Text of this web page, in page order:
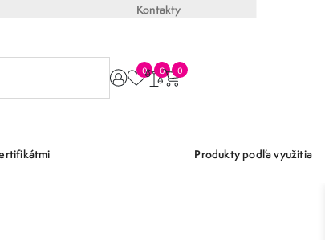
Kontakty
0 0 0
Produkty podľa využitia